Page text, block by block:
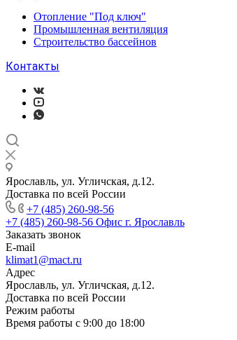
Отопление "Под ключ"
Промышленная вентиляция
Строительство бассейнов
Контакты
Ярославль, ул. Угличская, д.12.
Доставка по всей России
+7 (485) 260-98-56
+7 (485) 260-98-56 Офис г. Ярославль
Заказать звонок
E-mail
klimat1@mact.ru
Адрес
Ярославль, ул. Угличская, д.12.
Доставка по всей России
Режим работы
Время работы с 9:00 до 18:00